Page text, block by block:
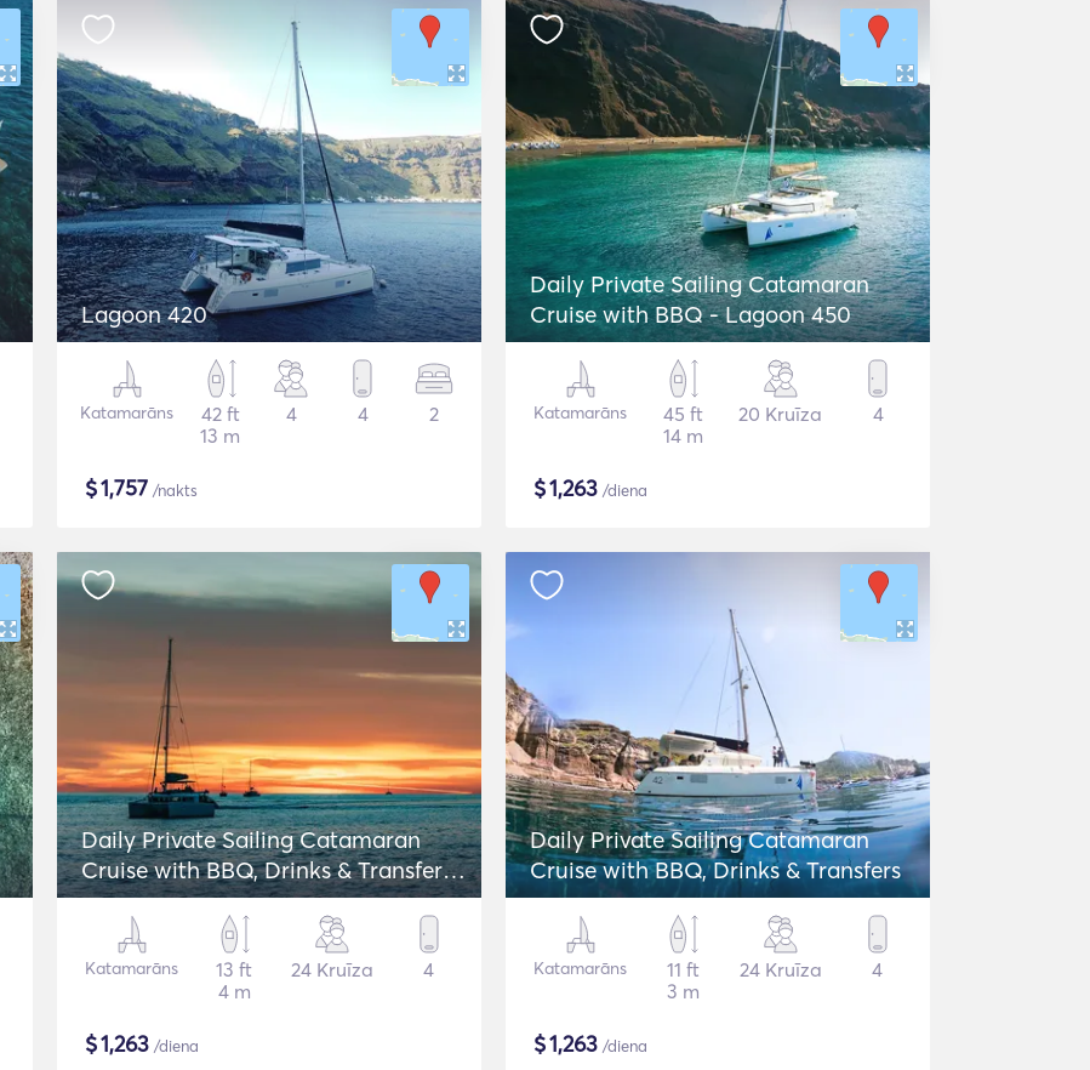
Lagoon 420
Katamarāns
42 ft
13 m
4 4 2
$1,757 /nakts
Daily Private Sailing Catamaran
Cruise with BBQ - Lagoon 450
Katamarāns
45 ft
14 m
20 Kruīza 4
$1,263 /diena
Daily Private Sailing Catamaran
Cruise with BBQ, Drinks & Transfers -
Lagoon 42
Katamarāns
13 ft
4 m
24 Kruīza 4
$1,263 /diena
Daily Private Sailing Catamaran
Cruise with BBQ, Drinks & Transfers
Katamarāns
11 ft
3 m
24 Kruīza 4
$1,263 /diena